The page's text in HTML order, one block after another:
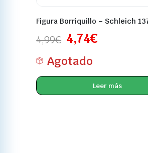
Figura Borriquillo – Schleich
4,99€ 4,74€
Agotado
Leer más